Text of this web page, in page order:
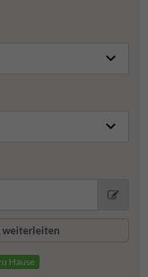
weiterleiten
Hause